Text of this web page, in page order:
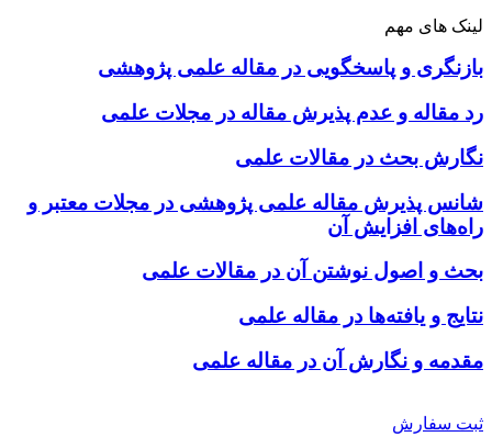
لینک های مهم
بازنگری و پاسخگویی در مقاله علمی پژوهشی
رد مقاله و عدم پذیرش مقاله در مجلات علمی
نگارش بحث در مقالات علمی
شانس پذیرش مقاله علمی پژوهشی در مجلات معتبر و
راه‌های افزایش آن
بحث و اصول نوشتن آن در مقالات علمی
نتایج و یافته‌ها در مقاله علمی
مقدمه و نگارش آن در مقاله علمی
ثبت سفارش